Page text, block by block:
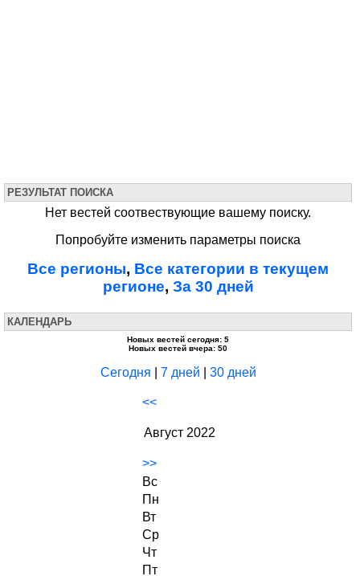
РЕЗУЛЬТАТ ПОИСКА
Нет вестей соотвествующие вашему поиску.
Попробуйте изменить параметры поиска
Все регионы, Все категории в текущем
регионе, За 30 дней
КАЛЕНДАРЬ
Новых вестей сегодня: 5
Новых вестей вчера: 50
Сегодня 7 дней 30 дней
<<
Август 2022
>>
Вс
Пн
Вт
Ср
Чт
Пт